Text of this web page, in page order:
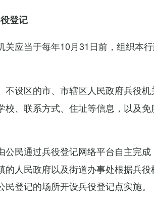
登记
应当于每年10月31日前，组织本
设区的市、市辖区人民政府兵役机
、联系方式、住址等信息，以及免
民通过兵役登记网络平台自主完成
人民政府以及街道办事处根据兵役
登记的场所开设兵役登记点实施。